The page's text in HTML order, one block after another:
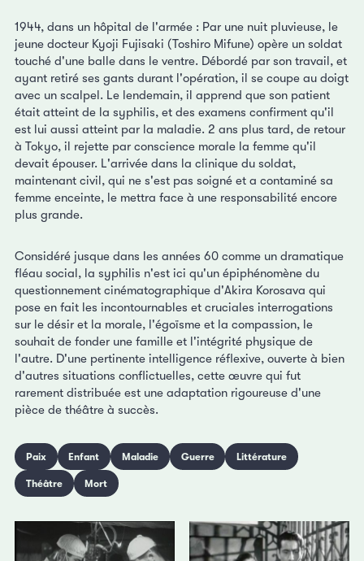
1944, dans un hôpital de l'armée : Par une nuit pluvieuse, le
jeune docteur Kyoji Fujisaki (Toshiro Mifune) opère un soldat
touché d'une balle dans le ventre. Débordé par son travail, et
ayant retiré ses gants durant l'opération, il se coupe au doigt
avec un scalpel. Le lendemain, il apprend que son patient
était atteint de la syphilis, et des examens confirment qu'il
est lui aussi atteint par la maladie. 2 ans plus tard, de retour
à Tokyo, il rejette par conscience morale la femme qu'il
devait épouser. L'arrivée dans la clinique du soldat,
maintenant civil, qui ne s'est pas soigné et a contaminé sa
femme enceinte, le mettra face à une responsabilité encore
plus grande.
Considéré jusque dans les années 60 comme un dramatique
fléau social, la syphilis n'est ici qu'un épiphénomène du
questionnement cinématographique d'Akira Korosava qui
pose en fait les incontournables et cruciales interrogations
sur le désir et la morale, l'égoïsme et la compassion, le
souhait de fonder une famille et l'intégrité physique de
l'autre. D'une pertinente intelligence réflexive, ouverte à bien
d'autres situations conflictuelles, cette œuvre qui fut
rarement distribuée est une adaptation rigoureuse d'une
pièce de théâtre à succès.
Paix Enfant Maladie Guerre Littérature
Théâtre Mort